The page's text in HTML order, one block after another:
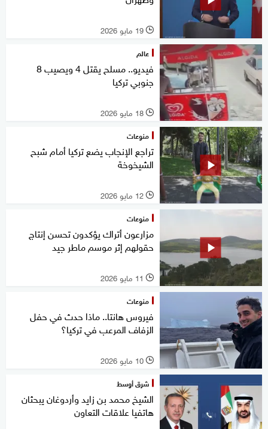
l 19 مايو 2026
عالم
فيديو.. مسلح يقتل 4 ويصيب 8
جنوبي تركيا
l 18 مايو 2026
منوعات
تراجع الإنجاب يضع تركيا أمام شبح
الشيخوخة
l 12 مايو 2026
منوعات
مزارعون أتراك يؤكدون تحسن إنتاج
حقولهم إثر موسم ماطر جيد
l 11 مايو 2026
منوعات
فيروس هانتا.. ماذا حدث في حفل
الزفاف المرعب في تركيا؟
l 10 مايو 2026
شرق أوسط
الشيخ محمد بن زايد وأردوغان يبحثان
هاتفيا علاقات التعاون